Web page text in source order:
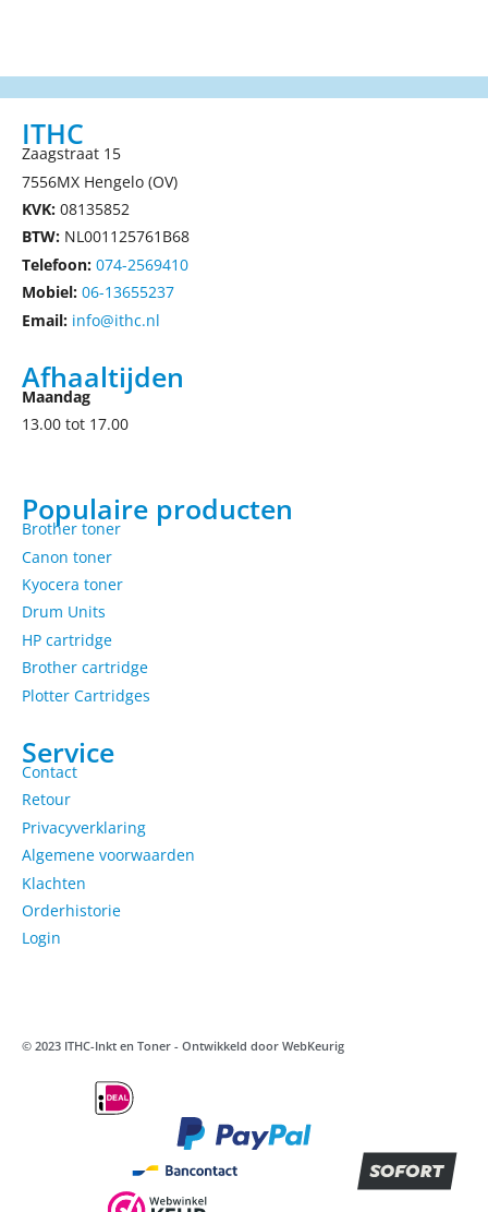
ITHC
Zaagstraat 15
7556MX Hengelo (OV)
KVK: 08135852
BTW: NL001125761B68
Telefoon: 074-2569410
Mobiel: 06-13655237
Email: info@ithc.nl
Afhaaltijden
Maandag
13.00 tot 17.00
Populaire producten
Brother toner
Canon toner
Kyocera toner
Drum Units
HP cartridge
Brother cartridge
Plotter Cartridges
Service
Contact
Retour
Privacyverklaring
Algemene voorwaarden
Klachten
Orderhistorie
Login
© 2023 ITHC-Inkt en Toner - Ontwikkeld door WebKeurig